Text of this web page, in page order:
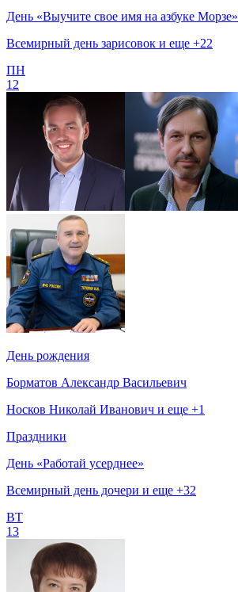
День «Выучите свое имя на азбуке Морзе»
Всемирный день зарисовок и еще +22
ПН
12
День рождения
Борматов Александр Васильевич
Носков Николай Иванович и еще +1
Праздники
День «Работай усерднее»
Всемирный день дочери и еще +32
ВТ
13